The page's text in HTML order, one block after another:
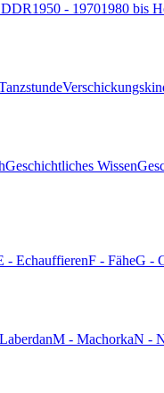
DDR1950 - 19701980 bis
Geschichtliches Wissen
- EchauffierenF - FäheG -
M - MachorkaN -